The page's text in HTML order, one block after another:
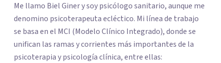
Me llamo Biel Giner y soy psicólogo sanitario, aunque me
denomino psicoterapeuta ecléctico. Mi línea de trabajo
se basa en el MCI (Modelo Clínico Integrado), donde se
unifican las ramas y corrientes más importantes de la
psicoterapia y psicología clínica, entre ellas: